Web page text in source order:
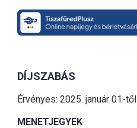
DÍJSZABÁS
Érvényes: 2025. január 01-től
MENETJEGYEK